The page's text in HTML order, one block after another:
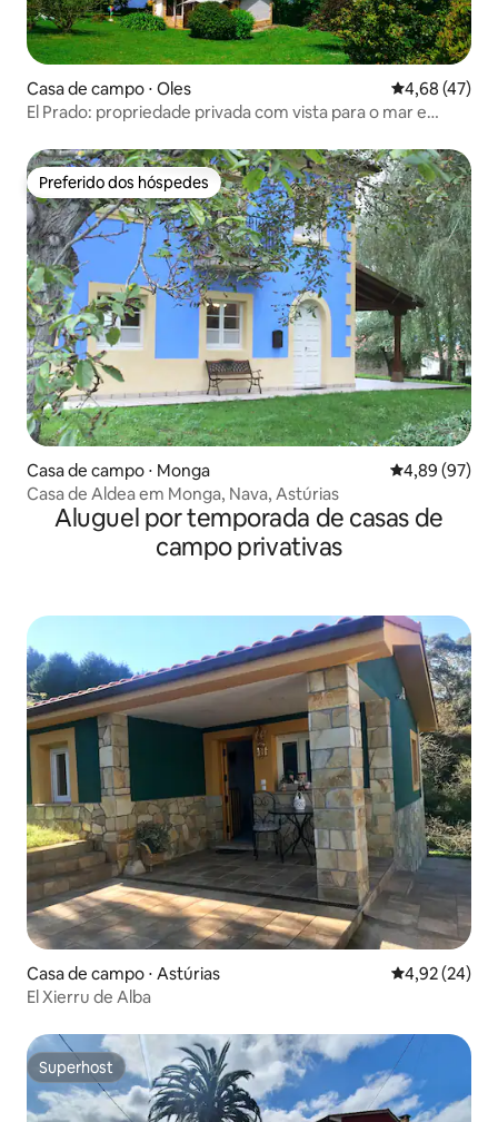
Casa de campo ⋅ Oles 4,68 de uma
4,68 (47)
El Prado: propriedade privada com vista para o mar e
Preferido dos hóspedes
Preferido dos hóspedes
Casa de campo ⋅ Monga 4,89 de uma
4,89 (97)
Casa de Aldea em Monga, Nava, Astúrias
Aluguel por temporada de casas de
campo privativas
Casa de campo ⋅ Astúrias 4,92 de uma
4,92 (24)
El Xierru de Alba
Superhost
Superhost